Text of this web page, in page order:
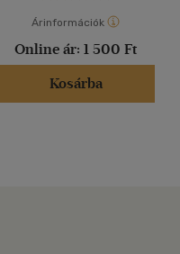
Árinformációk
Online ár: 1 500 Ft
Kosárba